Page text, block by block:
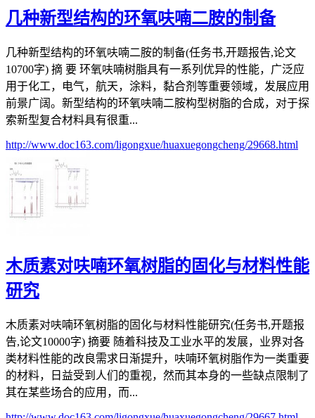
几种新型结构的环氧呋喃二胺的制备
几种新型结构的环氧呋喃二胺的制备(任务书,开题报告,论文
10700字) 摘 要 环氧呋喃树脂具有一系列优异的性能，广泛应
用于化工，电气，航天，涂料，黏合剂等重要领域，发展应用
前景广阔。新型结构的环氧呋喃二胺构型树脂的合成，对于探
索新型复合材料具有很重...
http://www.doc163.com/ligongxue/huaxuegongcheng/29668.html
木质素对呋喃环氧树脂的固化与材料性能
研究
木质素对呋喃环氧树脂的固化与材料性能研究(任务书,开题报
告,论文10000字) 摘要 随着科技及工业水平的发展，业界对各
类材料性能的改良需求日渐提升，呋喃环氧树脂作为一类重要
的材料，日益受到人们的重视，然而其本身的一些缺点限制了
其在某些场合的应用，而...